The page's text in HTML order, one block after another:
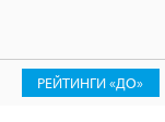
РЕЙТИНГИ «ДО»